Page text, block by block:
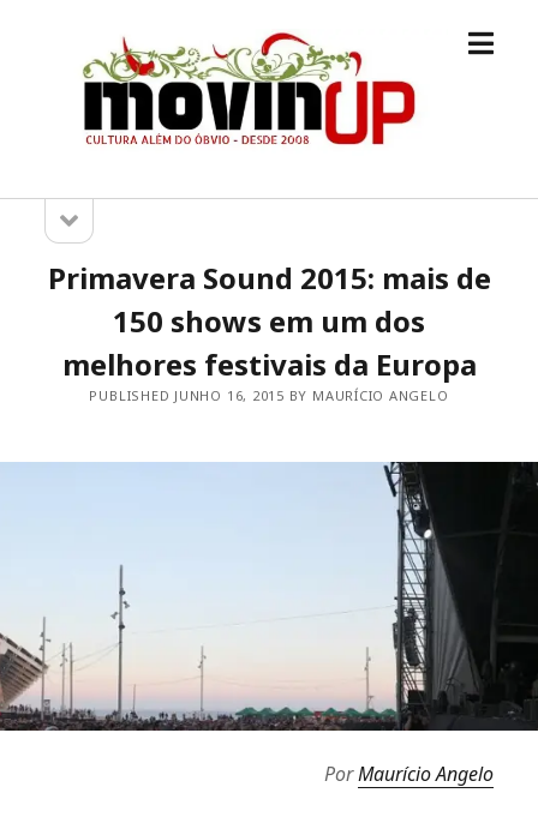
M.O.V.I.N
[UP]
open
Sidebarsidebar
Primavera Sound 2015: mais de
150 shows em um dos
melhores festivais da Europa
PUBLISHED JUNHO 16, 2015 BY MAURÍCIO ANGELO
PorMaurício Angelo